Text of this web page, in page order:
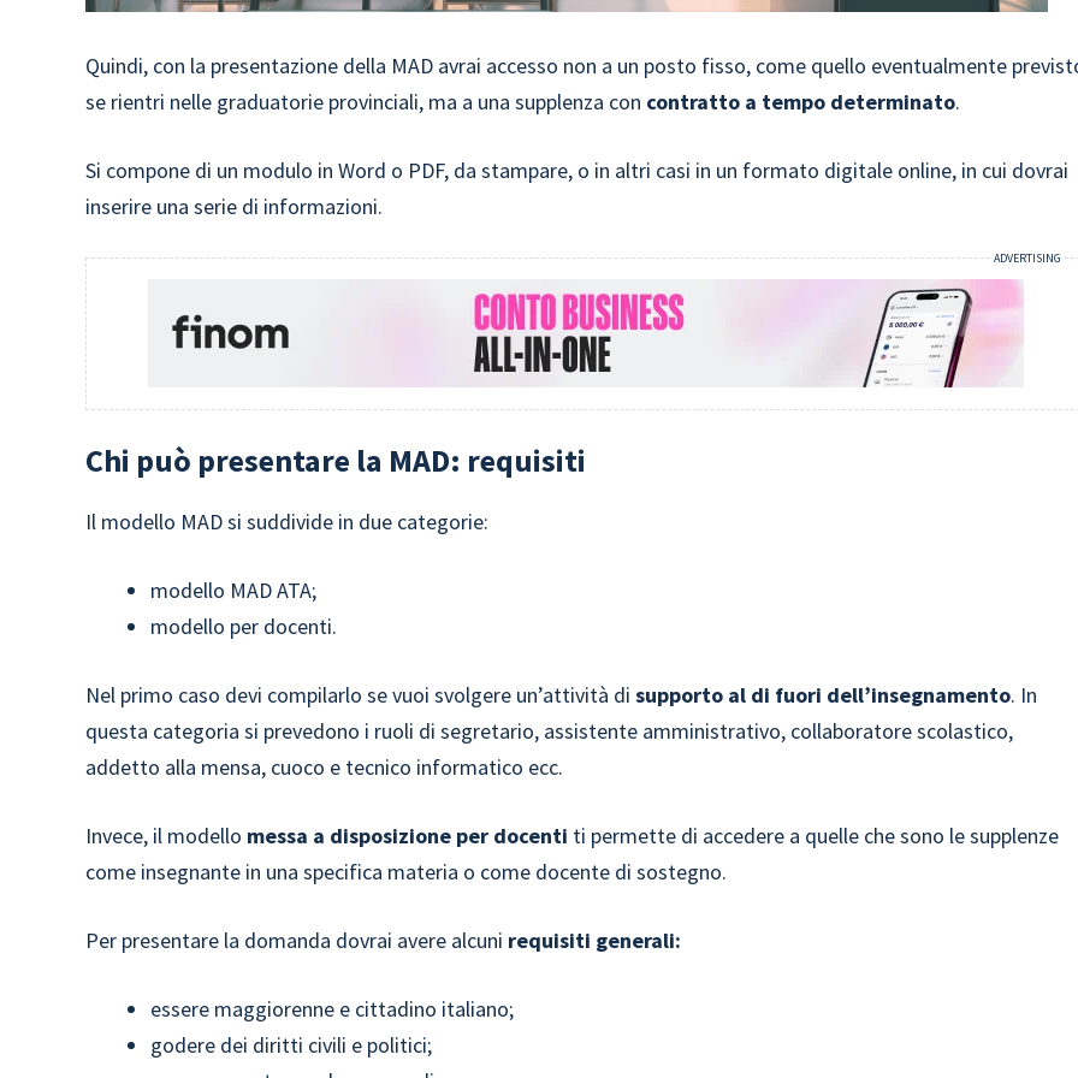
Quindi, con la presentazione della MAD avrai accesso non a un posto fisso, come quello eventualmente
se rientri nelle graduatorie provinciali, ma a una supplenza con contratto a tempo determinato.
Si compone di un modulo in Word o PDF, da stampare, o in altri casi in un formato digitale online, in cui dovrai
inserire una serie di informazioni.
Chi può presentare la MAD: requisiti
Il modello MAD si suddivide in due categorie:
modello MAD ATA;
modello per docenti.
Nel primo caso devi compilarlo se vuoi svolgere un’attività disupporto al di fuori dell’insegnamento. In
questa categoria si prevedono i ruoli di segretario, assistente amministrativo, collaboratore scolastico,
addetto alla mensa, cuoco e tecnico informatico ecc.
Invece, il modello messa a disposizione per docenti ti permette di accedere a quelle che sono le supplenze
come insegnante in una specifica materia o come docente di sostegno.
Per presentare la domanda dovrai avere alcuni requisiti generali:
essere maggiorenne e cittadino italiano;
godere dei diritti civili e politici;